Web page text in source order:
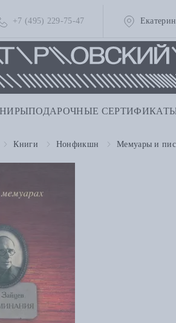
+7 (495) 229-75-47
ПОДАРОЧНЫЕ
Книги Нонфикшн Мемуары и